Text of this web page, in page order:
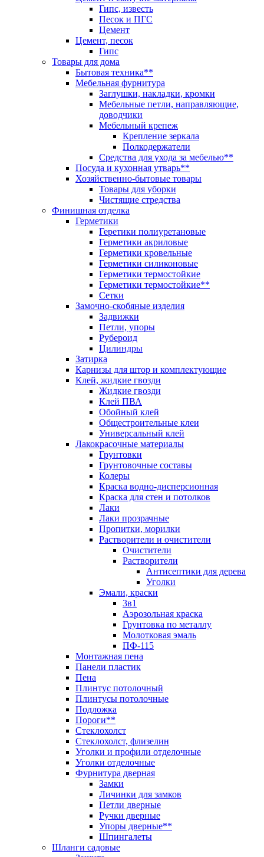
Гипс, известь
Песок и ПГС
Цемент
Цемент, песок
Гипс
Товары для дома
Бытовая техника**
Мебельная фурнитура
Заглушки, накладки, кромки
Мебельные петли, направляющие,
доводчики
Мебельный крепеж
Крепление зеркала
Полкодержатели
Средства для ухода за мебелью**
Посуда и кухонная утварь**
Хозяйственно-бытовые товары
Товары для уборки
Чистящие стредства
Финишная отделка
Герметики
Геретики полиуретановые
Герметики акриловые
Герметики кровельные
Герметики силиконовые
Герметики термостойкие
Герметики термостойкие**
Сетки
Замочно-скобяные изделия
Задвижки
Петли, упоры
Рубероид
Цилиндры
Затирка
Карнизы для штор и комплектующие
Клей, жидкие гвозди
Жидкие гвозди
Клей ПВА
Обойный клей
Общестроительные клеи
Универсальный клей
Лакокрасочные материалы
Грунтовки
Грунтовочные составы
Колеры
Краска водно-дисперсионная
Краска для стен и потолков
Лаки
Лаки прозрачные
Пропитки, морилки
Растворители и очистители
Очистители
Растворители
Антисептики для дерева
Уголки
Эмали, краски
3в1
Аэрозольная краска
Грунтовка по металлу
Молотковая эмаль
ПФ-115
Монтажная пена
Панели пластик
Пена
Плинтус потолочный
Плинтусы потолочные
Подложка
Пороги**
Стеклохолст
Стеклохолст, флизелин
Уголки и профили отделочные
Уголки отделочные
Фурнитура дверная
Замки
Личинки для замков
Петли дверные
Ручки дверные
Упоры дверные**
Шпингалеты
Шланги садовые